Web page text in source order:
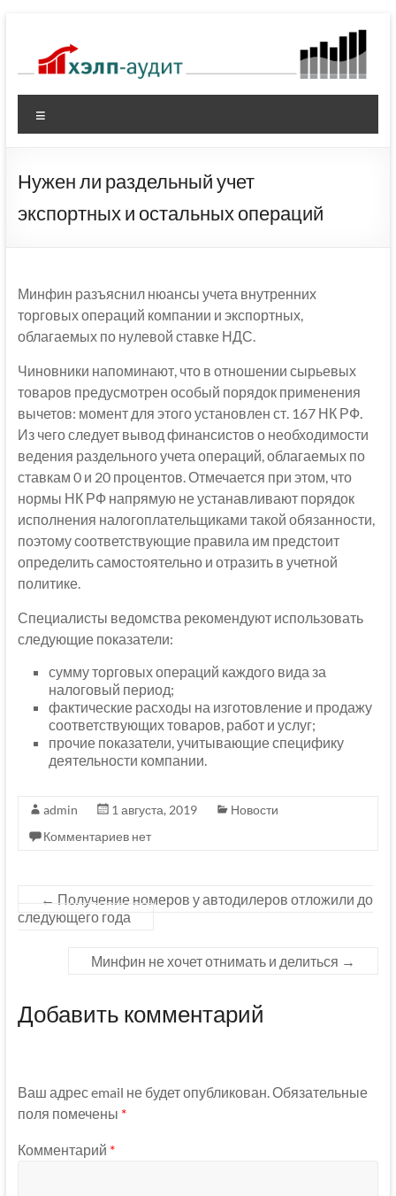
содержимому
Нужен ли раздельный учет
экспортных и остальных операций
Минфин разъяснил нюансы учета внутренних
торговых операций компании и экспортных,
облагаемых по нулевой ставке НДС.
Чиновники напоминают, что в отношении сырьевых
товаров предусмотрен особый порядок применения
вычетов: момент для этого установлен ст. 167 НК РФ.
Из чего следует вывод финансистов о необходимости
ведения раздельного учета операций, облагаемых по
ставкам 0 и 20 процентов. Отмечается при этом, что
нормы НК РФ напрямую не устанавливают порядок
исполнения налогоплательщиками такой обязанности,
поэтому соответствующие правила им предстоит
определить самостоятельно и отразить в учетной
политике.
Специалисты ведомства рекомендуют использовать
следующие показатели:
сумму торговых операций каждого вида за
налоговый период;
фактические расходы на изготовление и продажу
соответствующих товаров, работ и услуг;
прочие показатели, учитывающие специфику
деятельности компании.
admin 1 августа, 2019
Новости
Комментариев нет
← Получение номеров у автодилеров отложили до
следующего года
Минфин не хочет отнимать и делиться →
Добавить комментарий
Ваш адрес email не будет опубликован. Обязательные
поля помечены *
Комментарий *